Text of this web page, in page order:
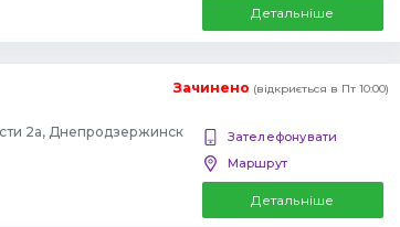
Детальніше
Зачинено (відкриється в Пт 10:00)
2а, Днепродзержинск
Зателефонувати
Маршрут
Детальніше